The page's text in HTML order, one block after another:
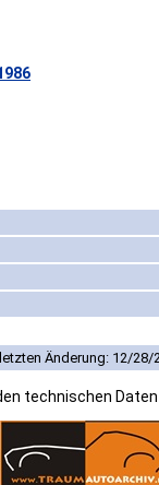
Änderung: 12/28/
technischen